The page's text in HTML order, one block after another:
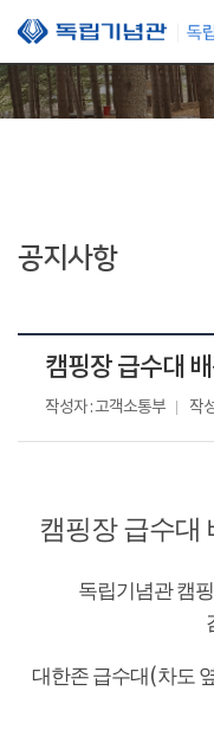
본문 바로가기
공지사항
캠핑장 급수대
작성자 : 고객소통부 작
캠핑장 급수대
독립기념관 캠
대한존 급수대 (차도